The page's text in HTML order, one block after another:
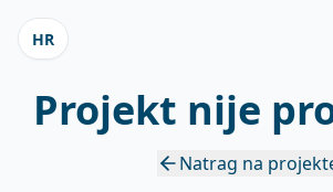
HR
Projekt nije
Natrag na